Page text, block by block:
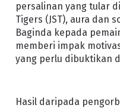
persalinan yang tular
Tigers (JST), aura dan
Baginda kepada
memberi impak
yang perlu dibuktikan
Hasil daripada